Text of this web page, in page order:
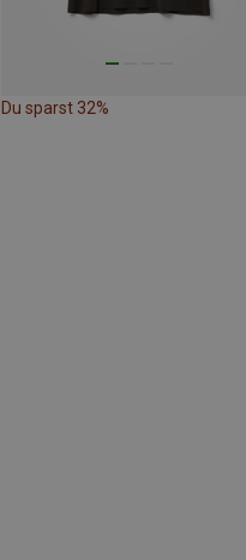
Du sparst 32%